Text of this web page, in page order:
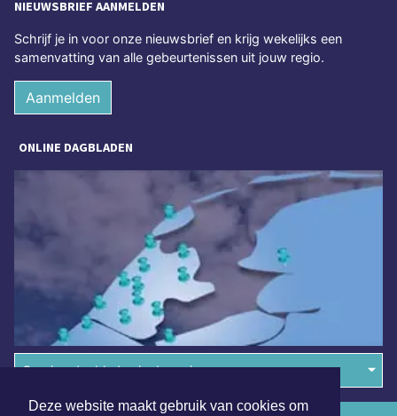
Deze website maakt gebruik van cookies om
NIEUWSBRIEF AANMELDEN
Schrijf je in voor onze nieuwsbrief en krijg wekelijks een
samenvatting van alle gebeurtenissen uit jouw regio.
Aanmelden
ONLINE DAGBLADEN
Overige dagbladen in de regio